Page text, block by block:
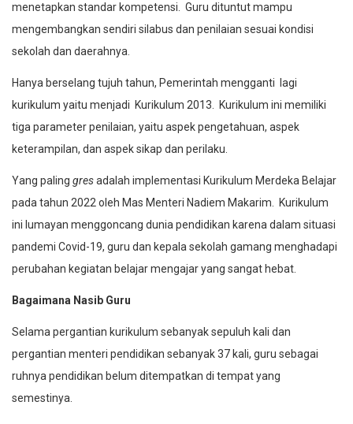
menetapkan standar kompetensi. Guru dituntut mampu
mengembangkan sendiri silabus dan penilaian sesuai kondisi
sekolah dan daerahnya.
Hanya berselang tujuh tahun, Pemerintah mengganti lagi
kurikulum yaitu menjadi Kurikulum 2013. Kurikulum ini memiliki
tiga parameter penilaian, yaitu aspek pengetahuan, aspek
keterampilan, dan aspek sikap dan perilaku.
Yang paling gresadalah implementasi Kurikulum Merdeka Belajar
pada tahun 2022 oleh Mas Menteri Nadiem Makarim. Kurikulum
ini lumayan menggoncang dunia pendidikan karena dalam situasi
pandemi Covid-19, guru dan kepala sekolah gamang menghadapi
perubahan kegiatan belajar mengajar yang sangat hebat.
Bagaimana Nasib Guru
Selama pergantian kurikulum sebanyak sepuluh kali dan
pergantian menteri pendidikan sebanyak 37 kali, guru sebagai
ruhnya pendidikan belum ditempatkan di tempat yang
semestinya.